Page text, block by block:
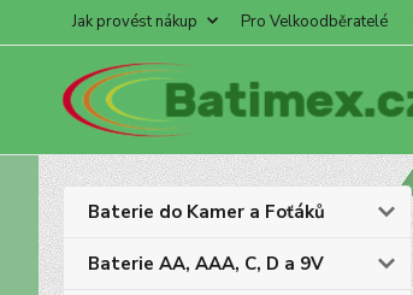
Jak provést nákup Pro Velkoodběratelé
Baterie do Kamer a Foťáků
Baterie AA, AAA, C, D a 9V